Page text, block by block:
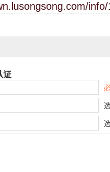
info/
证